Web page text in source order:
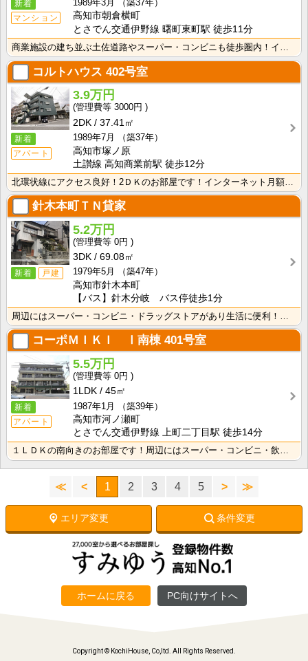
新着
マンション
1989年3月
（築37年）
高知市朝倉横町
とさでん交通伊野線 曙町東町駅 徒歩11分
コルトハウス 402号室
新着
アパート
3.9万円
3000円
2DK
37.41㎡
1989年7月
（築37年）
高知市塚ノ原
土讃線 高知商業前駅 徒歩12分
針木本町ＴＮ貸家
新着 戸建
5.2万円
0円
3DK
69.08㎡
1979年5月
（築47年）
高知市針木本町
【バス】針木分岐 バス停徒歩1分
周辺にはスーパー・コンビニ・ドラッグストアがあり生活に便利！落ち着く和室の戸建てタイプのお部屋です♪･･･
コーポＭＩＫＩ Ⅰ南棟401号室
新着
アパート
5.5万円
0円
1LDK
45㎡
1987年1月
（築39年）
高知市河ノ瀬町
とさでん交通伊野線 上町二丁目駅 徒歩14分
１ＬＤＫの南向きのお部屋です！周辺にはスーパー・コンビニ・飲食店などがあり便利な立地です！
≪ < 1 2 3 4 5 > ≫
エリア変更 条件変更
ホームに戻る PC向けサイトへ
Copyright © KochiHouse, Co,ltd. All Rights Reserved.